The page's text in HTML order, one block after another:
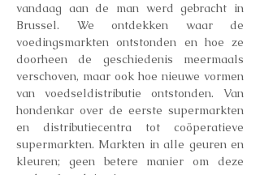
vandaag aan de man werd gebracht in
Brussel. We ontdekken waar de
voedingsmarkten ontstonden en hoe ze
doorheen de geschiedenis meermaals
verschoven, maar ook hoe nieuwe vormen
van voedseldistributie ontstonden. Van
hondenkar over de eerste supermarkten
en distributiecentra tot coöperatieve
supermarkten. Markten in alle geuren en
kleuren; geen betere manier om deze